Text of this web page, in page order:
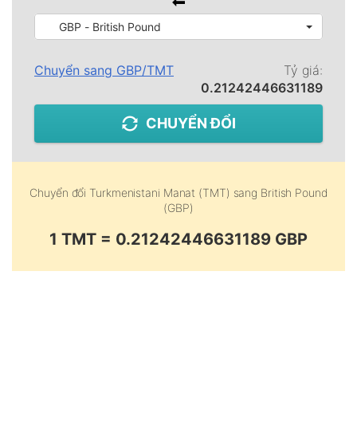
GBP - British Pound
Chuyển sang GBP/TMT
Tỷ giá:
0.21242446631189
CHUYỂN ĐỔI
Chuyển đổi Turkmenistani Manat (TMT) sang British Pound
(GBP)
1 TMT = 0.21242446631189 GBP